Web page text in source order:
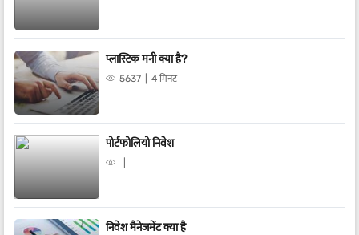
प्लास्टिक मनी क्या है?
5637 4 मिनट
पोर्टफोलियो निवेश
निवेश मैनेजमेंट क्या है